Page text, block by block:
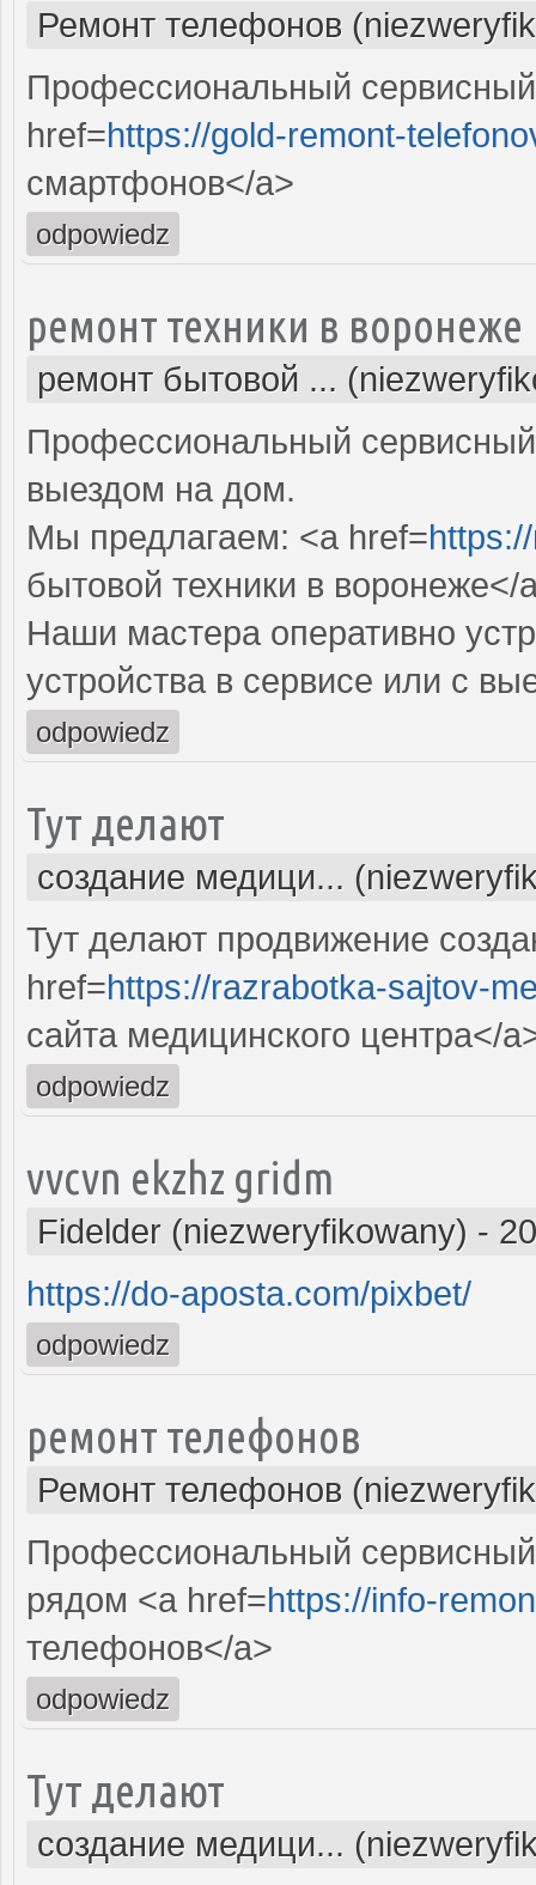
Ремонт телефонов
Профессиональный
href=https://gold-remont-
смартфонов</a>
odpowiedz
ремонт техники в воронеже
ремонт бытовой ...
Профессиональный
выездом на дом.
Мы предлагаем: <a href=
бытовой техники в воронеже</
Наши мастера оперативно
устройства в сервисе или с
odpowiedz
Тут делают
создание медици...
Тут делают продвижение
href=https://razrabotka-sajtov-
сайта медицинского центра</
odpowiedz
vvcvn ekzhz gridm
Fidelder (niezweryfikowany) -
https://do-aposta.com/pixbet/
odpowiedz
ремонт телефонов
Ремонт телефонов
Профессиональный
рядом <a href=https://info-
телефонов</a>
odpowiedz
Тут делают
создание медици...